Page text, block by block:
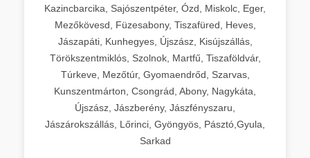
Kazincbarcika, Sajószentpéter, Ózd, Miskolc, Eger,
Mezőkövesd, Füzesabony, Tiszafüred, Heves,
Jászapáti, Kunhegyes, Újszász, Kisújszállás,
Törökszentmiklós, Szolnok, Martfű, Tiszaföldvár,
Túrkeve, Mezőtúr, Gyomaendrőd, Szarvas,
Kunszentmárton, Csongrád, Abony, Nagykáta,
Újszász, Jászberény, Jászfényszaru,
Jászárokszállás, Lőrinci, Gyöngyös, Pásztó,Gyula,
Sarkad